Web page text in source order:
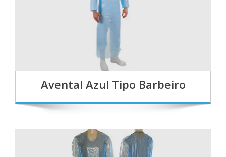
Avental Azul Tipo Barbeiro